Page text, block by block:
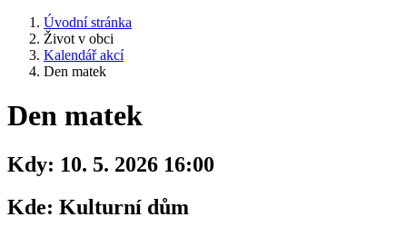
Úvodní stránka
Život v obci
Kalendář akcí
Den matek
Den matek
Kdy: 10. 5. 2026 16:00
Kde: Kulturní dům